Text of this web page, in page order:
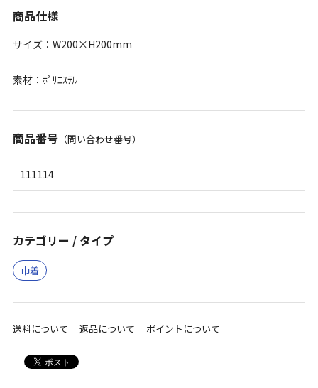
商品仕様
サイズ：W200×H200mm
素材：ﾎﾟﾘｴｽﾃﾙ
商品番号（問い合わせ番号）
111114
カテゴリー / タイプ
巾着
送料について 返品について ポイントについて